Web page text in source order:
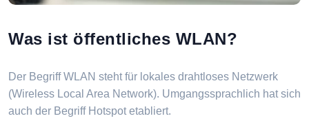
Was ist öffentliches WLAN?
Der Begriff WLAN steht für lokales drahtloses Netzwerk
(Wireless Local Area Network). Umgangssprachlich hat sich
auch der Begriff Hotspot etabliert.